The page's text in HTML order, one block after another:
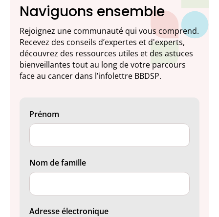
Naviguons ensemble
Rejoignez une communauté qui vous comprend.
Recevez des conseils d’expertes et d'experts,
découvrez des ressources utiles et des astuces
bienveillantes tout au long de votre parcours
face au cancer dans l’infolettre BBDSP.
Prénom
Nom de famille
Adresse électronique